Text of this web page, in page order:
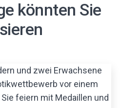
könnten Sie